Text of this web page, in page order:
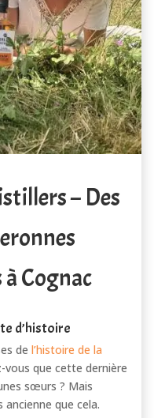
– Des
Cognac
d’histoire
de l’histoire de la
vous que cette dernière
sœurs ? Mais
ancienne que cela.